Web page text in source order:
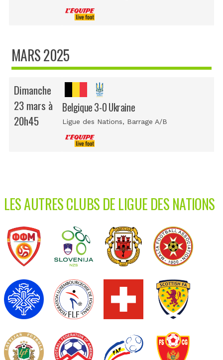
MARS 2025
Dimanche
23 mars à
20h45
Belgique 3-0 Ukraine
Ligue des Nations, Barrage A/B
LES AUTRES CLUBS DE LIGUE DES NATIONS